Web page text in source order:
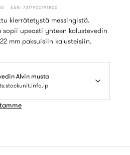
EAN: 7317900191800
kierrätetystä messingistä.
sopii upeasti yhteen kalustevedin
mm paksuisiin kalusteisiin.
Alvin musta